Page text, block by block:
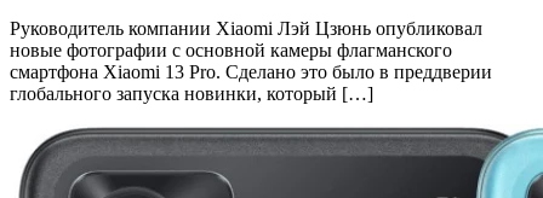
Руководитель компании Xiaomi Лэй Цзюнь опубликовал
новые фотографии с основной камеры флагманского
смартфона Xiaomi 13 Pro. Сделано это было в преддверии
глобального запуска новинки, который […]